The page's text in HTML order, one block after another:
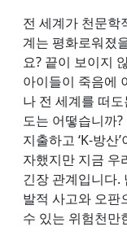
전 세계가 천문학
계는 평화로워졌
요? 끝이 보이지
아이들이 죽음에
나 전 세계를 떠
도는 어떻습니까
지출하고 ‘K-방산
자했지만 지금 우
긴장 관계입니다.
발적 사고와 오판
수 있는 위험천만